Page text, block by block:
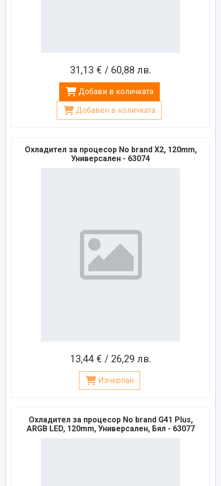
31,13 € / 60,88 лв.
Добави в количката
Добавен в количката
Охладител за процесор No brand X2, 120mm,
Универсален - 63074
13,44 € / 26,29 лв.
Изчерпан
Охладител за процесор No brand G41 Plus,
ARGB LED, 120mm, Универсален, Бял - 63077